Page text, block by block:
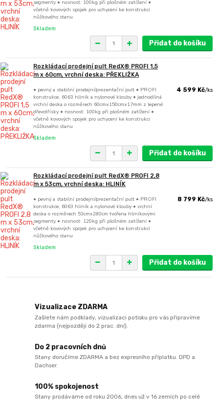
segmenty • nosnost: 100kg při plošném zatížení •
včetně kovových spojek pro uchycení ke konstrukci
nůžkového stanu
Skladem
Přidat do košíku
Rozkládací prodejní pult RedX® PROFI 1,5
m x 60cm, vrchní deska: PŘEKLIŽKA
• pevný a stabilní prodejní/prezentační pult • PROFI
konstrukce, 6063 hliník a nylonové klouby • jednodílná
vrchní deska o rozměrech 60cmx150cmx17mm z lepené
dřevotřísky • nosnost: 100kg při plošném zatížení •
včetně kovových spojek pro uchycení ke konstrukci
nůžkového stanu
4 599 Kč/ks
Skladem
Přidat do košíku
Rozkládací prodejní pult RedX® PROFI 2,8
m x 53cm, vrchní deska: HLINÍK
• pevný a stabilní prodejní/prezentační pult • PROFI
konstrukce, 6063 hliník a nylonové klouby • vrchní
deska o rozměrech 53cmx280cm tvořena hliníkovými
segmenty • nosnost: 120kg při plošném zatížení •
včetně kovových spojek pro uchycení ke konstrukci
nůžkového stanu
8 799 Kč/ks
Skladem
Přidat do košíku
Vizualizace ZDARMA
Zašlete nám podklady, vizualizaci potisku pro vás připravíme
zdarma (nejpozději do 2 prac. dní).
Do 2 pracovních dnů
Stany doručíme ZDARMA a bez expresního příplatku. DPD a
Dachser.
100% spokojenost
Stany prodáváme od roku 2006, dnes už v 16 zemích po celé